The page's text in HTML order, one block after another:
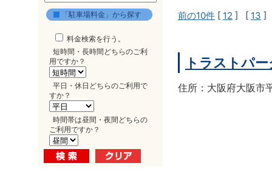
「駐車場料金」から探す
料金検索を行う。
短時間・長時間どちらのご利
用ですか？
平日・休日どちらのご利用で
すか？
時間帯は昼間・夜間どちらの
ご利用ですか？
前の10件 [ 12 ] [ 13 ]
トラストパ
住所：大阪府大阪市